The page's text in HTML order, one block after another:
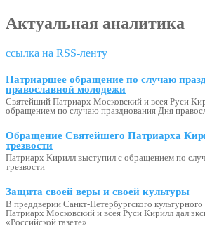
Актуальная аналитика
ссылка на RSS-ленту
Патриаршее обращение по случаю
православной молодежи
Святейший Патриарх Московский и всея Руси
обращением по случаю празднования Дня
Обращение Святейшего Патриарха
трезвости
Патриарх Кирилл выступил с обращением по
трезвости
Защита своей веры и своей культуры
В преддверии Санкт-Петербургского
Патриарх Московский и всея Руси Кирилл дал
«Российской газете».